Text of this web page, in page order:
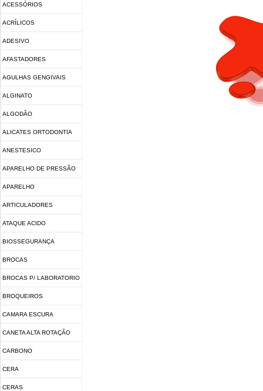
ACESSÓRIOS
ACRÍLICOS
ADESIVO
AFASTADORES
AGULHAS GENGIVAIS
ALGINATO
ALGODÃO
ALICATES ORTODONTIA
ANESTESICO
APARELHO DE PRESSÃO
APARELHO
ARTICULADORES
ATAQUE ACIDO
BIOSSEGURANÇA
BROCAS
BROCAS P/ LABORATORIO
BROQUEIROS
CAMARA ESCURA
CANETA ALTA ROTAÇÃO
CARBONO
CERA
CERAS